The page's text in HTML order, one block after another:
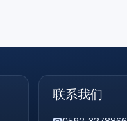
联系我们